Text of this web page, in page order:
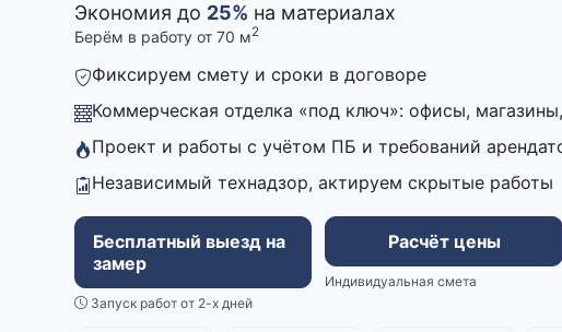
Экономия до 25% на материалах
Берём в работу от 70 м2
Фиксируем смету и сроки в договоре
Коммерческая отделка «под ключ»: офисы,
Проект и работы с учётом ПБ и требований
Независимый технадзор, актируем скрытые работы
Бесплатный выезд на
замер
Запуск работ от 2-х дней
Расчёт цены
Индивидуальная смета